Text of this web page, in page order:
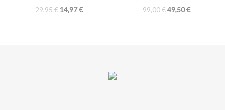
29,95€ 14,97€ 99,00€ 49,50€